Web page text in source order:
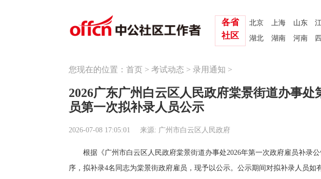
北京 上海 山东
湖北
湖南 河南
各省
社区
您现在的位置：首页 >考试动态 >录用通知 >
2026广东广州白云区人民政府棠景街道办事处
员第一次拟补录人员公示
2026-07-08 17:05:01 来源: 广州市白云区人民政府
根据《广州市白云区人民政府棠景街道办事处2026年第一次政府雇员补录
序，拟补录4名同志为棠景街政府雇员，现予以公示。公示期间对拟补录人员如